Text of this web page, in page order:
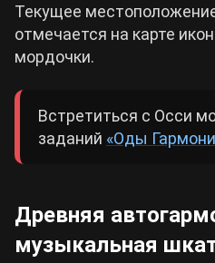
Текущее
отмечается на карте
мордочки.
Встретиться с Осси
заданий «Оды
Древняя
музыкальная